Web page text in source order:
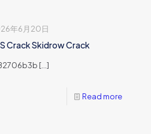
年6月20日
Crack Skidrow Crack
[…]
Read more